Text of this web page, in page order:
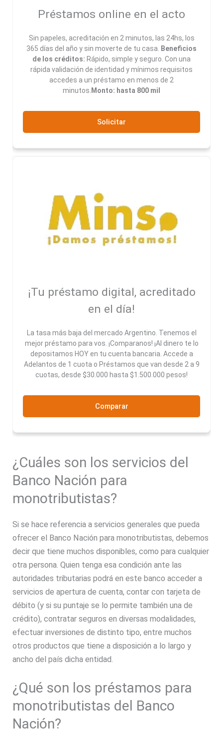
Préstamos online en el acto
Sin papeles, acreditación en 2 minutos, las 24hs, los
365 días del año y sin moverte de tu casa.
Beneficios
de los créditos: Rápido, simple y seguro. Con una
rápida validación de identidad y mínimos requisitos
accedes a un préstamo en menos de 2
minutos. Monto: hasta 800 mil
Solicitar
¡Tu préstamo digital, acreditado
en el día!
La tasa más baja del mercado Argentino. Tenemos el
mejor préstamo para vos. ¡Comparanos! ¡Al dinero te lo
depositamos HOY en tu cuenta bancaria. Accede a
Adelantos de 1 cuota o Préstamos que van desde 2 a 9
cuotas, desde $30.000 hasta $1.500.000 pesos!
Comparar
¿Cuáles son los servicios del
Banco Nación para
monotributistas?
Si se hace referencia a servicios generales que pueda
ofrecer el Banco Nación para monotributistas, debemos
decir que tiene muchos disponibles, como para cualquier
otra persona. Quien tenga esa condición ante las
autoridades tributarias podrá en este banco acceder a
servicios de apertura de cuenta, contar con tarjeta de
débito (y si su puntaje se lo permite también una de
crédito), contratar seguros en diversas modalidades,
efectuar inversiones de distinto tipo, entre muchos
otros productos que tiene a disposición a lo largo y
ancho del país dicha entidad.
¿Qué son los préstamos para
monotributistas del Banco
Nación?